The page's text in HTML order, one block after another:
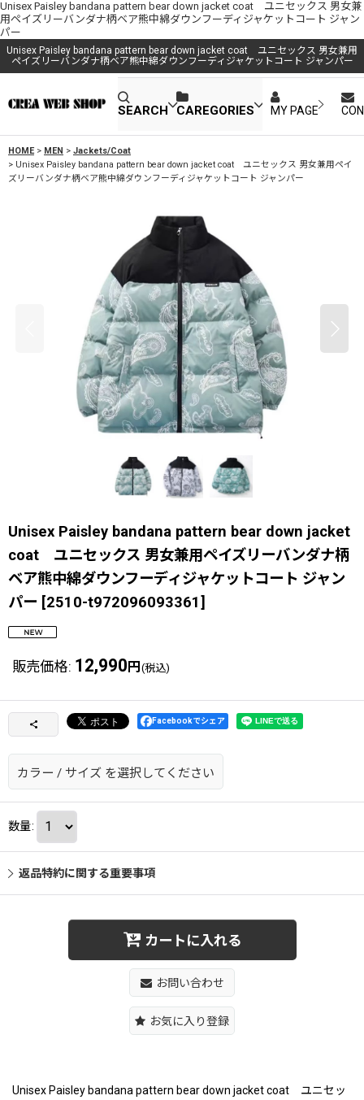
Unisex Paisley bandana pattern bear down jacket coat ユニセックス 男女兼
用ペイズリーバンダナ柄ベア熊中綿ダウンフーディジャケットコート ジャン
パー
Unisex Paisley bandana pattern bear down jacket coat ユニセックス 男女兼用
ペイズリーバンダナ柄ベア熊中綿ダウンフーディジャケットコート ジャンパー
SEARCH CAREGORIES MY PAGE
HOME > MEN > Jackets/Coat
> Unisex Paisley bandana pattern bear down jacket coat ユニセックス 男女兼用ペイ
ズリーバンダナ柄ベア熊中綿ダウンフーディジャケットコート ジャンパー
Unisex Paisley bandana pattern bear down jacket
coat ユニセックス 男女兼用ペイズリーバンダナ柄
ベア熊中綿ダウンフーディジャケットコート ジャン
パー [2510-t972096093361]
販売価格: 12,990 円 (税込)
Facebookでシェア
カラー / サイズ を選択してください
数量:
返品特約に関する重要事項
カートに入れる
お問い合わせ
お気に入り登録
Unisex Paisley bandana pattern bear down jacket coat ユニセッ